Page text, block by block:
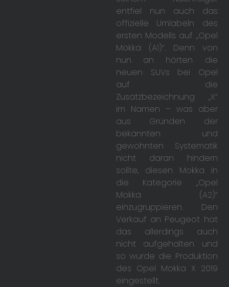
entfiel nun auch das
offizielle Umlabeln des
ersten Modells auf „Opel
Mokka (A1)“. Denn von
nun an hörten die
neuen SUVs bei Opel
auf die
Zusatzbezeichnung „X“
im Namen – was aber
aus Gründen der
bekannten und
gewohnten Systematik
nicht daran hindern
sollte, diesen Mokka in
die Kategorie „Opel
Mokka (A2)“
einzugruppieren. Den
Verkauf an Peugeot hat
das allerdings auch
nicht aufgehalten und
so wurde die Produktion
des Opel Mokka X 2019
eingestellt.